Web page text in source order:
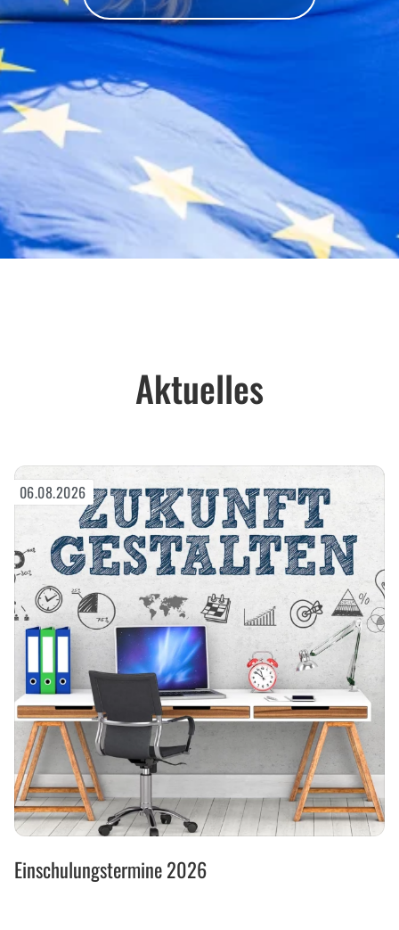
Aktuelles
2026
Einschulungstermine 2026
06.08.2026